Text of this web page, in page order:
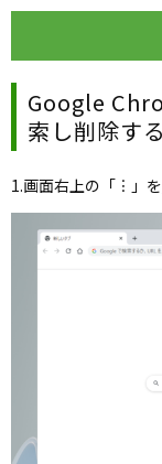
Google
索し削除す
1.画面右上の「︙」を